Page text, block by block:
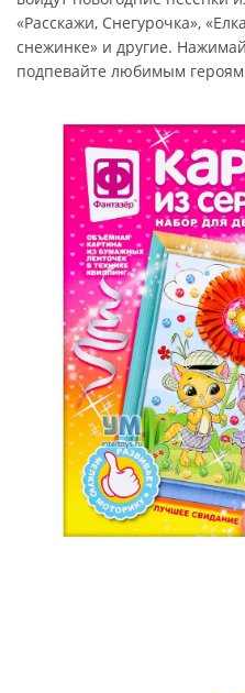
«Расскажи, Снегурочка»,
снежинке» и другие.
подпевайте любимым